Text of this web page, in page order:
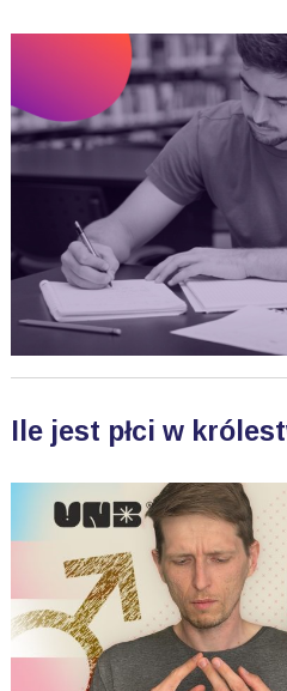
Ile jest płci w